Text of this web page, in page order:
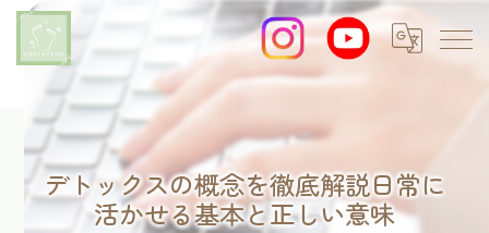
デトックスの概念を徹底解説日常に
活かせる基本と正しい意味